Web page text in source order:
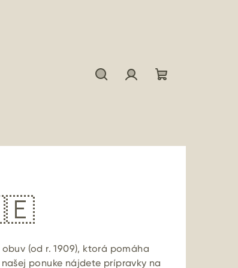
(od r. 1909), ktorá pomáha
ponuke nájdete prípravky na